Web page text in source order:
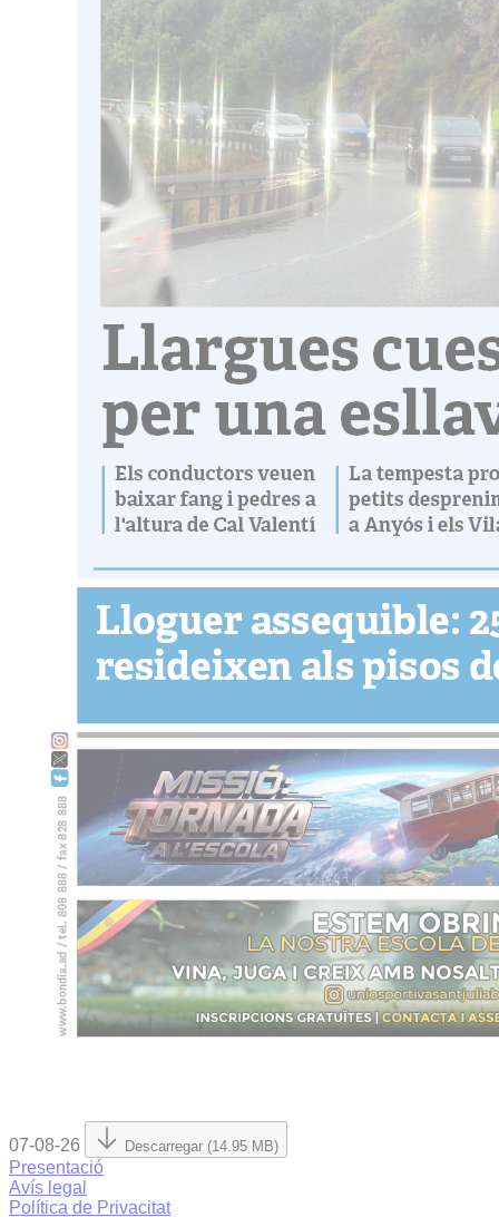
07-08-26 Descarregar (14.95 MB)
Presentació
Avís legal
Política de Privacitat